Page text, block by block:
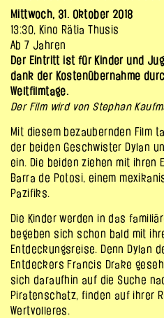
Mittwoch, 31. Oktober 2018
13:30, Kino Rätia Thusis
Ab 7 Jahren
Der Eintritt ist für Kinder und
dank der Kostenübernahme
Weltfilmtage.
Der Film wird von Stephan
Mit diesem bezaubernden Film
der beiden Geschwister Dylan
ein. Die beiden ziehen mit ihren
Barra de Potosi, einem
Pazifiks.
Die Kinder werden in das
begeben sich schon bald mit
Entdeckungsreise. Denn Dylan
Entdeckers Francis Drake
sich daraufhin auf die Suche
Piratenschatz, finden auf ihrer
Wertvolleres.